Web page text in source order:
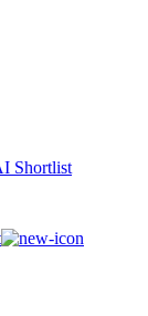
Shortlist